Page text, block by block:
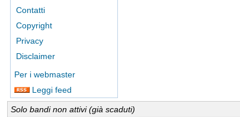
Contatti
Copyright
Privacy
Disclaimer
Per i webmaster
Leggi feed
Solo bandi non attivi (già scaduti)